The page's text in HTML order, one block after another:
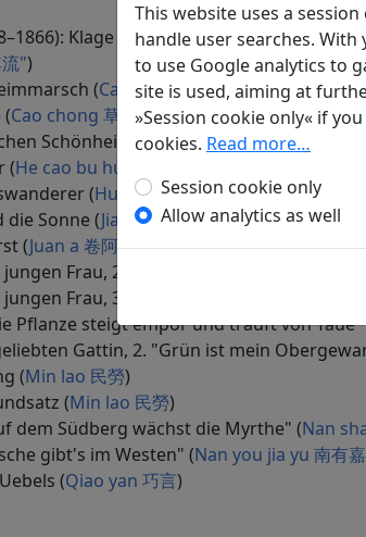
Klage einer ungeliebten Gattin, 1.
")
(Cai wei 采薇)
Cao chong 草蟲)
Schönheiten (Han guang 漢廣)
(He cao bu huang 何草不黃
(Huang niao "Huang niao huang
Sonne (Jiao gong 角弓)
(Juan a 卷阿)
Frau, 2. "Von ihrer Eltern Hause ging"
Frau, 3. "Hat sie nicht den Fels
Pflanze steigt empor und träuft von Taue"
Gattin, 2. "Grün ist mein
(Min lao 民勞)
(Min lao 民勞)
dem Südberg wächst die Myrthe" (Nan
gibt's im Westen" (Nan you jia yu 南有
(Qiao yan 巧言)
This website uses a
handle user searches.
to use Google analytics to
site is used, aiming at
»Session cookie only« if
cookies. Read more…
Session cookie only
Allow analytics as well